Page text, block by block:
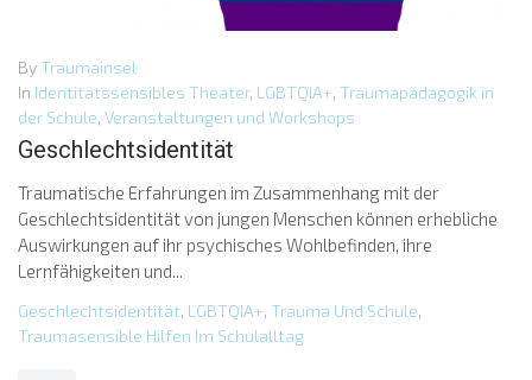
By Traumainsel
In Identitätssensibles Theater, LGBTQIA+, Traumapädagogik in
der Schule, Veranstaltungen und Workshops
Geschlechtsidentität
Traumatische Erfahrungen im Zusammenhang mit der
Geschlechtsidentität von jungen Menschen können erhebliche
Auswirkungen auf ihr psychisches Wohlbefinden, ihre
Lernfähigkeiten und...
Geschlechtsidentität, LGBTQIA+, Trauma Und Schule,
Traumasensible Hilfen Im Schulalltag